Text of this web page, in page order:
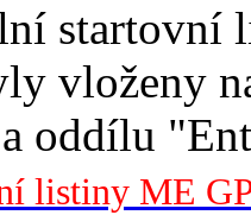
startovní
vloženy
oddílu
listiny ME